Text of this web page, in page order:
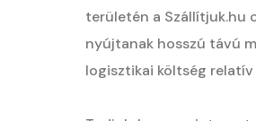
területén a Szállítjuk.hu
nyújtanak hosszú távú
logisztikai költség relatív